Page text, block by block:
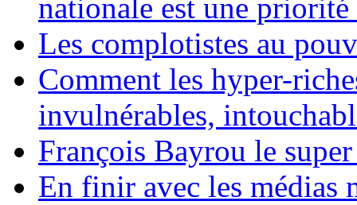
nationale est une
Les complotistes au
Comment les hyper-
invulnérables,
François Bayrou le
En finir avec les médias